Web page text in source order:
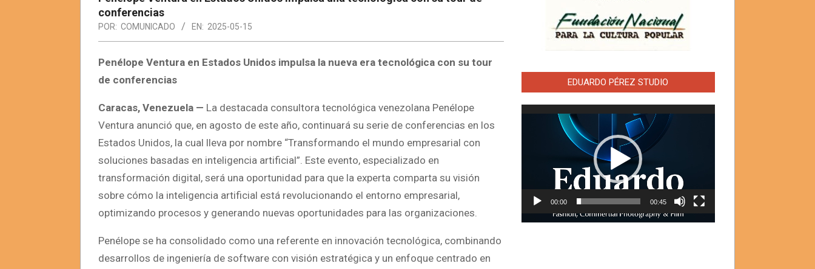
conferencias
POR: COMUNICADO EN: 2025-05-15
Penélope Ventura en Estados Unidos impulsa la nueva era tecnológica con su tour
de conferencias
Caracas, Venezuela — La destacada consultora tecnológica venezolana Penélope
Ventura anunció que, en agosto de este año, continuará su serie de conferencias en los
Estados Unidos, la cual lleva por nombre “Transformando el mundo empresarial con
soluciones basadas en inteligencia artificial”. Este evento, especializado en
transformación digital, será una oportunidad para que la experta comparta su visión
sobre cómo la inteligencia artificial está revolucionando el entorno empresarial,
optimizando procesos y generando nuevas oportunidades para las organizaciones.
Penélope se ha consolidado como una referente en innovación tecnológica, combinando
desarrollos de ingeniería de software con visión estratégica y un enfoque centrado en
EDUARDO PÉREZ STUDIO
Reproductor
00:00 00:45